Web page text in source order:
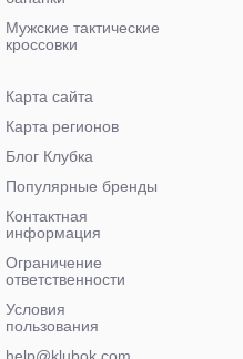
Мужские тактические
кроссовки
Карта сайта
Карта регионов
Блог Клубка
Популярные бренды
Контактная
информация
Ограничение
ответственности
Условия
пользования